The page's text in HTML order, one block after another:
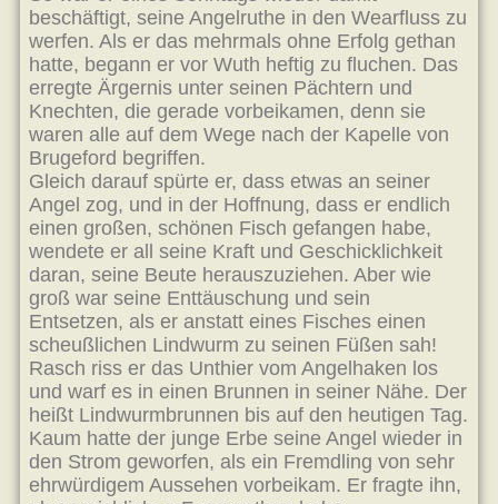
beschäftigt, seine Angelruthe in den Wearfluss zu
werfen. Als er das mehrmals ohne Erfolg gethan
hatte, begann er vor Wuth heftig zu fluchen. Das
erregte Ärgernis unter seinen Pächtern und
Knechten, die gerade vorbeikamen, denn sie
waren alle auf dem Wege nach der Kapelle von
Brugeford begriffen.
Gleich darauf spürte er, dass etwas an seiner
Angel zog, und in der Hoffnung, dass er endlich
einen großen, schönen Fisch gefangen habe,
wendete er all seine Kraft und Geschicklichkeit
daran, seine Beute herauszuziehen. Aber wie
groß war seine Enttäuschung und sein
Entsetzen, als er anstatt eines Fisches einen
scheußlichen Lindwurm zu seinen Füßen sah!
Rasch riss er das Unthier vom Angelhaken los
und warf es in einen Brunnen in seiner Nähe. Der
heißt Lindwurmbrunnen bis auf den heutigen Tag.
Kaum hatte der junge Erbe seine Angel wieder in
den Strom geworfen, als ein Fremdling von sehr
ehrwürdigem Aussehen vorbeikam. Er fragte ihn,